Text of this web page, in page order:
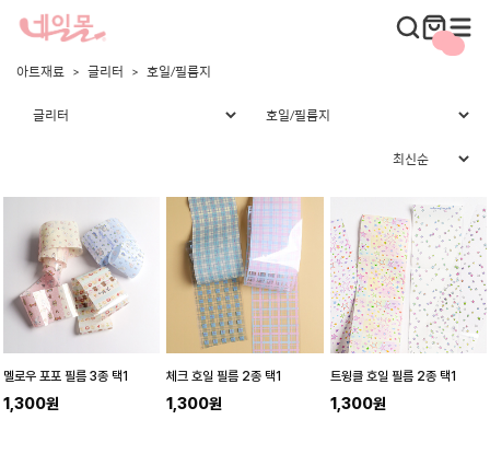
아트재료 글리터 호일/필름지
멜로우 포포 필름 3종 택1
1,300원
체크 호일 필름 2종 택1
1,300원
트윙클 호일 필름 2종 택1
1,300원